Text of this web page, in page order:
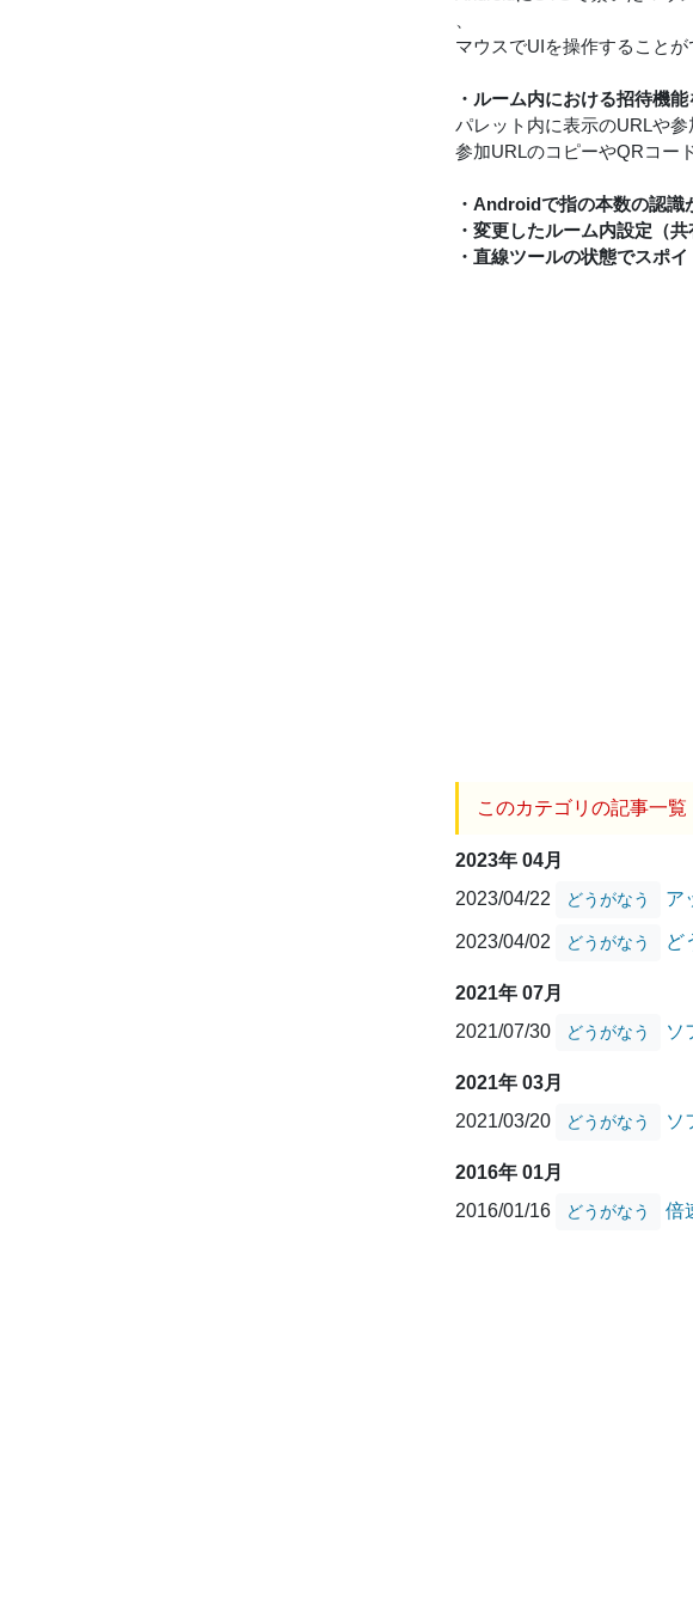
マウスでUIを操作すること
・ルーム内における招待機
パレット内に表示のURLや参
参加URLのコピーやQRコー
・Androidで指の本数の認
・変更したルーム内設定（
・直線ツールの状態でスポ
このカテゴリの記事一覧
2023年 04月
2023/04/22
どうがなう ア
2023/04/02 どうがなう ど
2021年 07月
2021/07/30
どうがなう ソ
2021年 03月
2021/03/20
どうがなう ソ
2016年 01月
2016/01/16
どうがなう 倍